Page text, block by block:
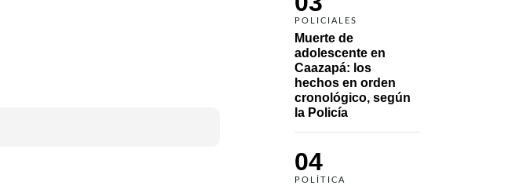
POLICIALES
Muerte de
adolescente en
Caazapá: los
hechos en orden
cronológico, según
la Policía
04
POLÍTICA